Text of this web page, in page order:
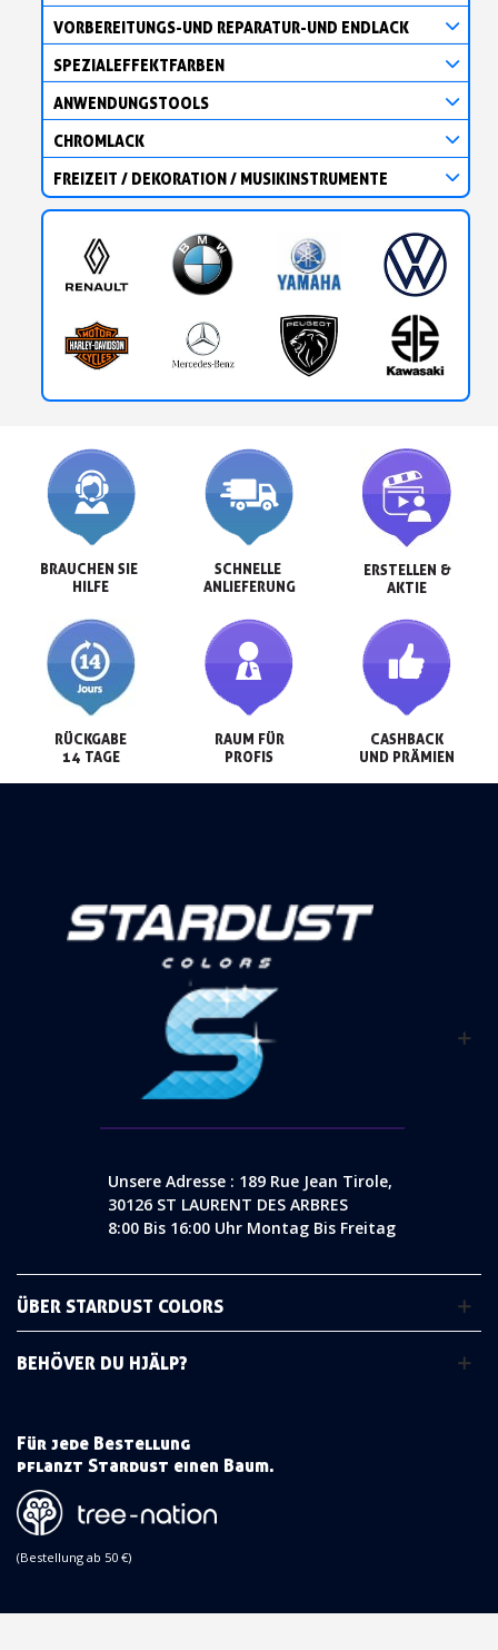
VORBEREITUNGS-UND REPARATUR-UND ENDLACK
SPEZIALEFFEKTFARBEN
ANWENDUNGSTOOLS
CHROMLACK
FREIZEIT / DEKORATION / MUSIKINSTRUMENTE
BRAUCHEN SIE
HILFE
SCHNELLE
ANLIEFERUNG
ERSTELLEN &
AKTIE
RÜCKGABE
14 TAGE
RAUM FÜR
PROFIS
CASHBACK
UND PRÄMIEN
Unsere Adresse : 189 Rue Jean Tirole,
30126 ST LAURENT DES ARBRES
8:00 Bis 16:00 Uhr Montag Bis Freitag
ÜBER STARDUST COLORS
BEHÖVER DU HJÄLP?
Für jede Bestellung
pflanzt Stardust einen Baum.
(Bestellung ab 50 €)